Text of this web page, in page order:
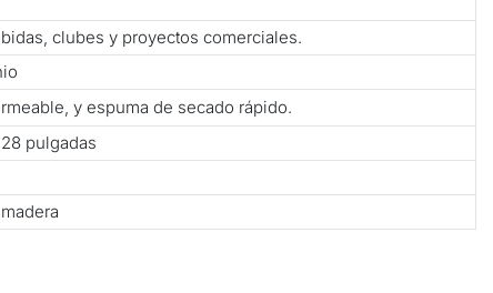
clubes y proyectos comerciales.
y espuma de secado rápido.
pulgadas